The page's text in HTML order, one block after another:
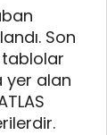
Son
tablolar
yer alan